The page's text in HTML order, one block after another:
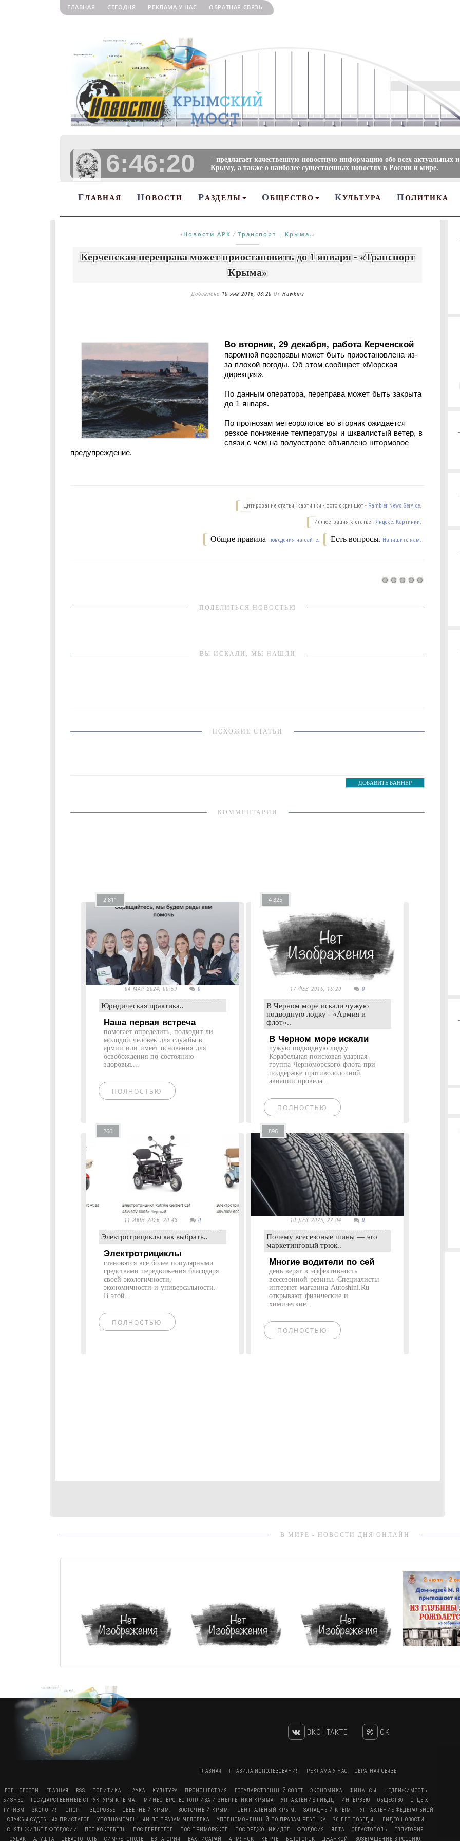
ГЛАВНАЯ СЕГОДНЯ РЕКЛАМА У НАС ОБРАТНАЯ СВЯЗЬ
6:46:20
– предлагает качественную новостную информацию обо всех актуальных
Крыму, а также о наиболее существенных новостях в России и мире.
ГЛАВНАЯ НОВОСТИ Р АЗДЕЛЫ О БЩЕСТВО КУЛЬТУРА ПОЛИТИКА
« Новости АРК / Транспорт - Крыма. »
Керченская переправа может приостановить до 1 января - «Транспорт
Крыма»
Добавлено 10-янв-2016, 03:20 От Hawkins
Во вторник, 29 декабря, работа Керченской
паромной переправы может быть приостановлена из-
за плохой погоды. Об этом сообщает «Морская
дирекция».
По данным оператора, переправа может быть закрыта
до 1 января.
По прогнозам метеорологов во вторник ожидается
резкое понижение температуры и шквалистый ветер, в
связи с чем на полуострове объявлено штормовое
предупреждение.
Цитирование статьи, картинки - фото скриншот - Rambler News Service.
Иллюстрация к статье - Яндекс. Картинки.
Есть вопросы. Напишите нам.
Общие правила поведения на сайте.
ПОДЕЛИТЬСЯ НОВОСТЬЮ
ВЫ ИСКАЛИ, МЫ НАШЛИ
ПОХОЖИЕ СТАТЬИ
ДОБАВИТЬ БАННЕР
КОММЕНТАРИИ
2 811
04-МАР-2024, 00:59 0
Юридическая практика..
Наша первая встреча
помогает определить, подходит ли
молодой человек для службы в
армии или имеет основания для
освобождения по состоянию
здоровья....
ПОЛНОСТЬЮ
4 325
17-ФЕВ-2016, 16:20 0
В Черном море искали чужую
подводную лодку - «Армия и
флот»..
В Черном море искали
чужую подводную лодку
Корабельная поисковая ударная
группа Черноморского флота при
поддержке противолодочной
авиации провела...
ПОЛНОСТЬЮ
266
11-ИЮН-2026, 20:43 0
Электротрициклы как выбрать..
Электротрициклы
становятся все более популярными
средствами передвижения благодаря
своей экологичности,
экономичности и универсальности.
В этой...
ПОЛНОСТЬЮ
896
10-ДЕК-2025, 22:04 0
Почему всесезоные шины — это
маркетинговый трюк..
Многие водители по сей
день верят в эффективность
всесезонной резины. Специалисты
интернет магазина Autoshini.Ru
открывают физические и
химические...
ПОЛНОСТЬЮ
В МИРЕ - НОВОСТИ ДНЯ ОНЛАЙН
ВКОНТАКТЕ OK
ГЛАВНАЯ ПРАВИЛА ИСПОЛЬЗОВАНИЯ РЕКЛАМА У НАС ОБРАТНАЯ СВЯЗЬ
ВСЕ НОВОСТИ ГЛАВНАЯ RSS ПОЛИТИКА НАУКА КУЛЬТУРА ПРОИСШЕСТВИЯ ГОСУДАРСТВЕННЫЙ СОВЕТ ЭКОНОМИКА ФИНАНСЫ
НЕДВИЖИМОСТЬ
БИЗНЕС
ГОСУДАРСТВЕННЫЕ СТРУКТУРЫ КРЫМА. МИНЕСТЕРСТВО ТОПЛИВА И ЭНЕРГЕТИКИ КРЫМА УПРАВЛЕНИЕ ГИБДД ИНТЕРВЬЮ ОБЩЕСТВО
ОТДЫХ
ТУРИЗМ
ЭКОЛОГИЯ СПОРТ ЗДОРОВЬЕ СЕВЕРНЫЙ КРЫМ. ВОСТОЧНЫЙ КРЫМ. ЦЕНТРАЛЬНЫЙ КРЫМ. ЗАПАДНЫЙ КРЫМ.
УПРАВЛЕНИЕ ФЕДЕРАЛЬНОЙ
СЛУЖБЫ СУДЕБНЫХ ПРИСТАВОВ
УПОЛНОМОЧЕННЫЙ ПО ПРАВАМ ЧЕЛОВЕКА УПОЛНОМОЧЕННЫЙ ПО ПРАВАМ РЕБЁНКА 70 ЛЕТ ПОБЕДЫ.
ВИДЕО НОВОСТИ
СНЯТЬ ЖИЛЬЁ В ФЕОДОСИИ
ПОС.КОКТЕБЕЛЬ ПОС.БЕРЕГОВОЕ ПОС.ПРИМОРСКОЕ ПОС.ОРДЖОНИКИДЗЕ ФЕОДОСИЯ ЯЛТА СЕВАСТОПОЛЬ
ЕВПАТОРИЯ
СУДАК
АЛУШТА СЕВАСТОПОЛЬ СИМФЕРОПОЛЬ ЕВПАТОРИЯ БАХЧИСАРАЙ АРМЯНСК КЕРЧЬ БЕЛОГОРСК ДЖАНКОЙ ВОЗВРАЩЕНИЕ В РОССИЮ.